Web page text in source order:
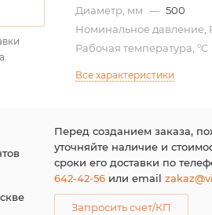
Диаметр, мм — 500
Номинальное давление,
Рабочая температура, °С
Все характеристики
Перед созданием заказа,
уточняйте наличие и
сроки его доставки по
642-42-56или email
Запросить счет/КП